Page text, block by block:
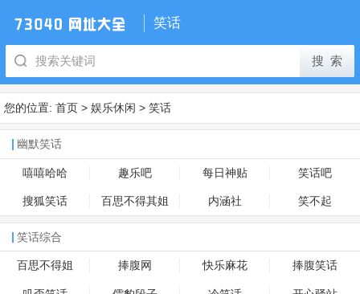
笑话
您的位置: 首页 > 娱乐休闲 > 笑话
幽默笑话
嘻嘻哈哈 趣乐吧 每日神贴 笑话吧
搜狐笑话 百思不得其姐 内涵社 笑不起
笑话综合
百思不得姐 捧腹网 快乐麻花 捧腹笑话